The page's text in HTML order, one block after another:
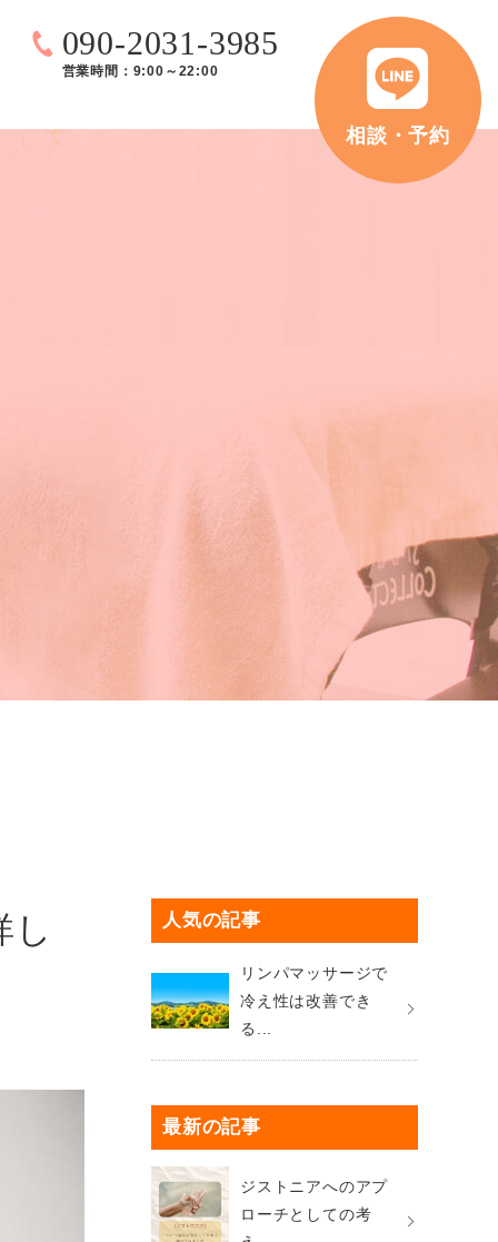
090-2031-3985
営業時間：9:00～22:00
相談・予約
し 人気の記事
リンパマッサージで
冷え性は改善でき
る...
最新の記事
ジストニアへのアプ
ローチとしての考